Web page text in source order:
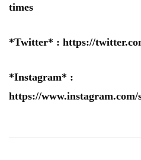
times
*Twitter* : https://
*Instagram* :
https://